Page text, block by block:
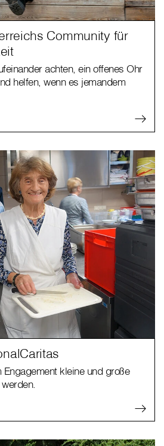
Community für
achten, ein offenes Ohr
helfen, wenn es jemandem
Engagement kleine und große